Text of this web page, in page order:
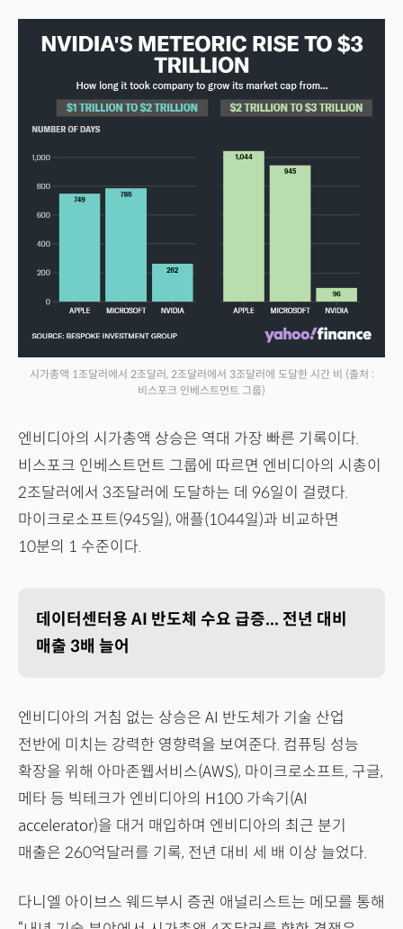
시가총액 1조달러에서 2조달러, 2조달러에서 3조달러에 도달한 시간 비 (출처 :
비스포크 인베스트먼트 그룹)
엔비디아의 시가총액 상승은 역대 가장 빠른 기록이다.
비스포크 인베스트먼트 그룹에 따르면 엔비디아의 시총이
2조달러에서 3조달러에 도달하는 데 96일이 걸렸다.
마이크로소프트(945일), 애플(1044일)과 비교하면
10분의 1 수준이다.
데이터센터용 AI 반도체 수요 급증... 전년 대비
매출 3배 늘어
엔비디아의 거침 없는 상승은 AI 반도체가 기술 산업
전반에 미치는 강력한 영향력을 보여준다. 컴퓨팅 성능
확장을 위해 아마존웹서비스(AWS), 마이크로소프트, 구글,
메타 등 빅테크가 엔비디아의 H100 가속기(AI
accelerator)을 대거 매입하며 엔비디아의 최근 분기
매출은 260억달러를 기록, 전년 대비 세 배 이상 늘었다.
다니엘 아이브스 웨드부시 증권 애널리스트는 메모를 통해